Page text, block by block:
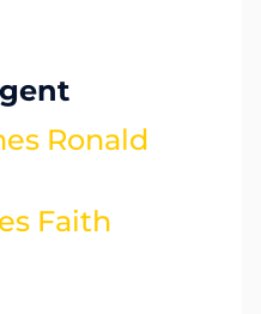
Ronald
Faith